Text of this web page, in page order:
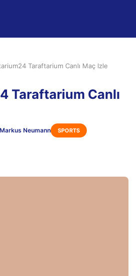
Taraftarium Canlı Maç Izle
Taraftarium Canlı
Neumann SPORTS